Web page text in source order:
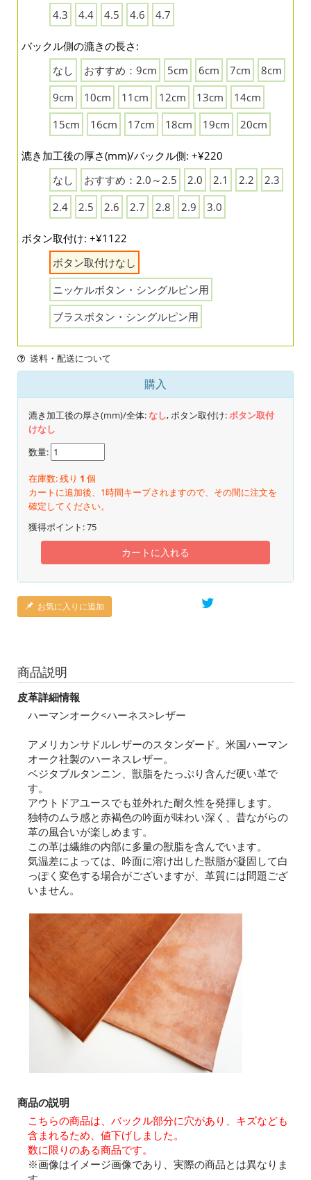
4.3
4.4 4.5 4.6 4.7
バックル側の漉きの長さ:
なし
おすすめ：9cm 5cm 6cm 7cm
8cm
9cm
10cm 11cm 12cm 13cm
14cm
15cm
16cm 17cm 18cm 19cm 20cm
漉き加工後の厚さ(mm)/バックル側: +¥220
なし
おすすめ：2.0～2.5 2.0 2.1 2.2
2.3
2.4
2.5 2.6 2.7 2.8 2.9 3.0
ボタン取付け: +¥1122
ボタン取付けなし
ニッケルボタン・シングルピン用
ブラスボタン・シングルピン用
送料・配送について
購入
漉き加工後の厚さ(mm)/全体:なし, ボタン取付け:ボタン取付
けなし
数量:
在庫数: 残り 1 個
カートに追加後、1時間キープされますので、その間に注文を
確定してください。
獲得ポイント:75
カートに入れる
お気に入りに追加
商品説明
皮革詳細情報
ハーマンオーク<ハーネス>レザー
アメリカンサドルレザーのスタンダード。米国ハーマン
オーク社製のハーネスレザー。
ベジタブルタンニン、獣脂をたっぷり含んだ硬い革で
す。
アウトドアユースでも並外れた耐久性を発揮します。
独特のムラ感と赤褐色の吟面が味わい深く、昔ながらの
革の風合いが楽しめます。
この革は繊維の内部に多量の獣脂を含んでいます。
気温差によっては、吟面に溶け出した獣脂が凝固して白
っぽく変色する場合がございますが、革質には問題ござ
いません。
商品の説明
こちらの商品は、バックル部分に穴があり、キズなども
含まれるため、値下げしました。
数に限りのある商品です。
※画像はイメージ画像であり、実際の商品とは異なりま